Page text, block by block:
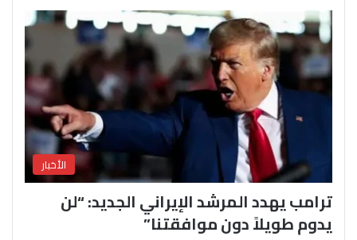
الأخبار
ترامب يهدد المرشد الإيراني الجديد: “لن
يدوم طويلاً دون موافقتنا”